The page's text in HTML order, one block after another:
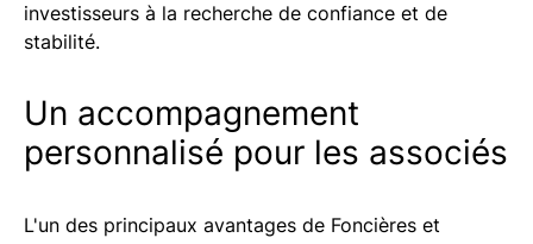
investisseurs à la recherche de confiance et de
stabilité.
Un accompagnement
personnalisé pour les associés
L'un des principaux avantages de Foncières et